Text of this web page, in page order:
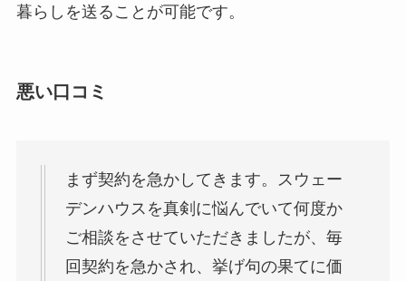
暮らしを送ることが可能です。
悪い口コミ
まず契約を急かしてきます。スウェー
デンハウスを真剣に悩んでいて何度か
ご相談をさせていただきましたが、毎
回契約を急かされ、挙げ句の果てに価